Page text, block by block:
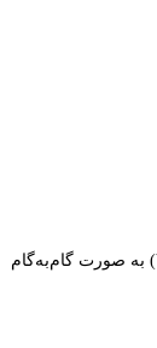
راهنمای کامل نصب وردپرس روی سرور مجازی (VPS) به صورت گام‌به‌گام